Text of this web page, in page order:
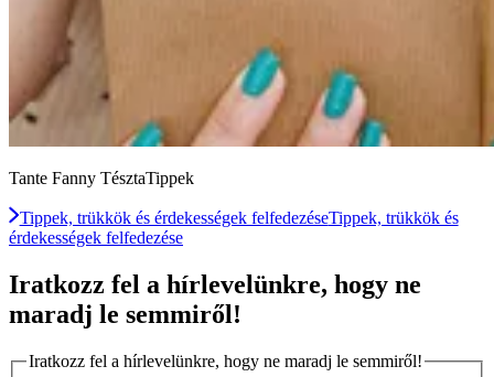
Tante Fanny TésztaTippek
Tippek, trükkök és érdekességek felfedezéseTippek, trükkök és
érdekességek felfedezése
Iratkozz fel a hírlevelünkre, hogy ne
maradj le semmiről!
Iratkozz fel a hírlevelünkre, hogy ne maradj le semmiről!